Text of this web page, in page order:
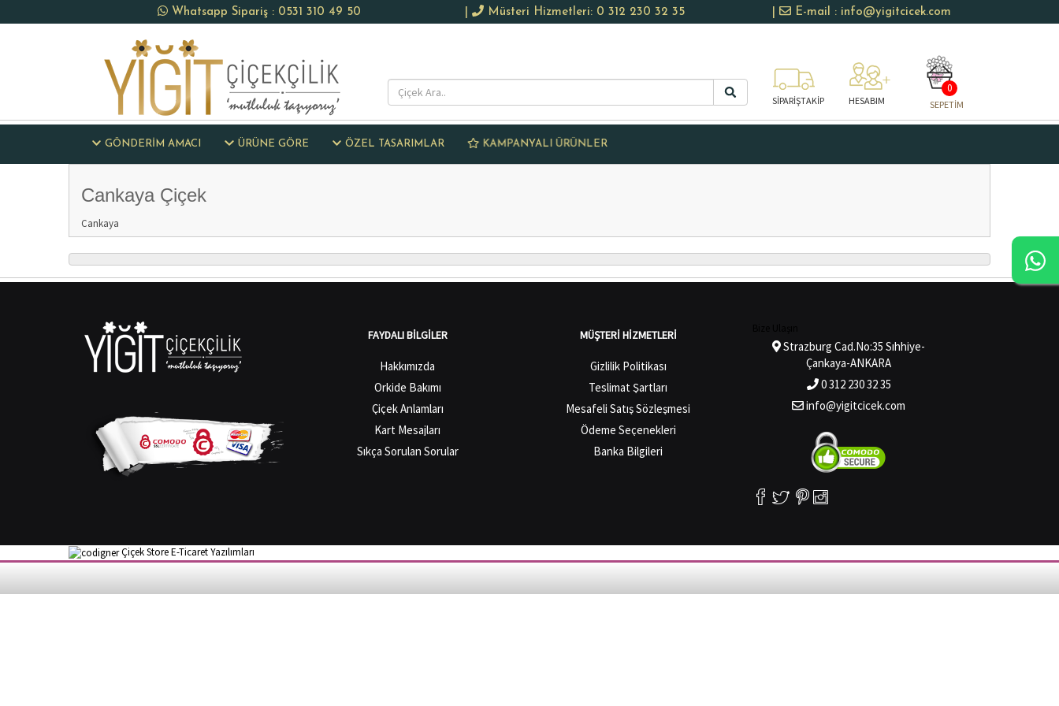
E-mail : info@yigitcicek.com
Müsteri Hizmetleri: 0 312 230 32 35
Whatsapp Sipariş : 0531 310 49 50
SİPARİŞTAKİP HESABIM
0
SEPETİM
GÖNDERİM AMACI ÜRÜNE GÖRE ÖZEL TASARIMLAR KAMPANYALI ÜRÜNLER
Cankaya Çiçek
Cankaya
FAYDALI BILGILER
Hakkımızda
Orkide Bakımı
Çiçek Anlamları
Kart Mesajları
Sıkça Sorulan Sorular
MÜŞTERI HIZMETLERI
Gizlilik Politikası
Teslimat Şartları
Mesafeli Satış Sözleşmesi
Ödeme Seçenekleri
Banka Bilgileri
Strazburg Cad.No:35 Sıhhiye-
Çankaya-ANKARA
0 312 230 32 35
info@yigitcicek.com
Çiçek Store E-Ticaret Yazılımları